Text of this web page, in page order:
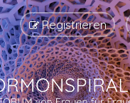
Registrieren